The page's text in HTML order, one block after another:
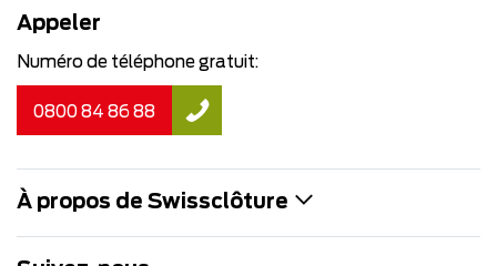
Appeler
Numéro de téléphone gratuit:
0800 84 86 88
À propos de Swissclôture